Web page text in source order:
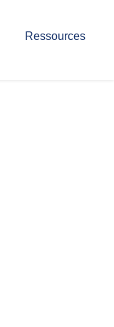
Ressources